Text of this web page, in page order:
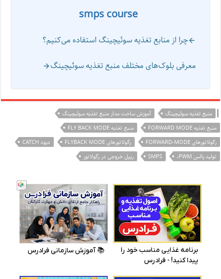
smps course
چرا از منابع تغذیه سوئیچینگ استفاده می‌کنیم؟
معرفی بلوک‌های مختلف منبع تغذیه سوئیچینگ
| منبع تغذیه سوئیچینگ
آموزش ساخت مدار منبع تغذیه سوئیچینگ
منبع تغذیه FORWARD MODE
منبع تغذیه FLY BACK MODE
رگولاتورهای FORWARD-MODE
رگولاتورهای FLYBACK MODE
دیود CATCH
تولید پالس PWM،
SMPS ریپل خروجی در رگولاتور